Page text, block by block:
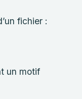
fichier :
un motif